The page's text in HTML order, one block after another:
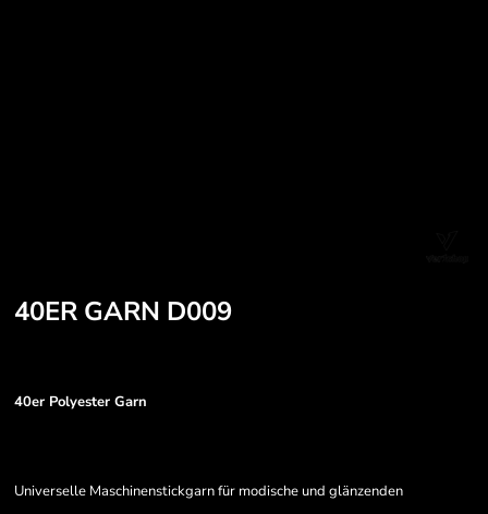
40ER GARN D009
40er Polyester Garn
Universelle Maschinenstickgarn für modische und glänzenden